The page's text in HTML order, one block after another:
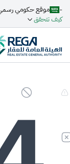
-
موقع حكومي رسمي
كيف تتحقق